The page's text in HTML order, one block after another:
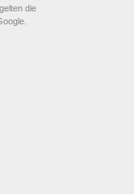
die